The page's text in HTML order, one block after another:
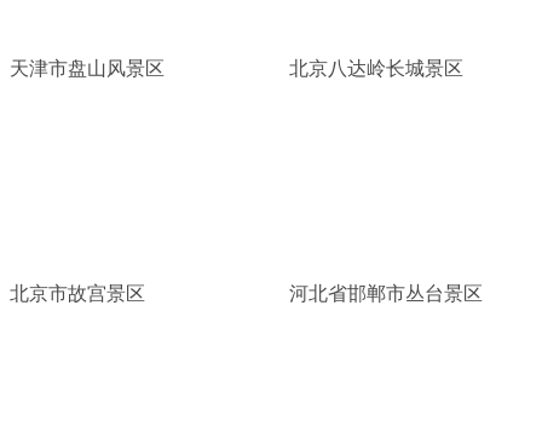
天津市盘山风景区 北京八达岭长城景区
北京市故宫景区 河北省邯郸市丛台景区